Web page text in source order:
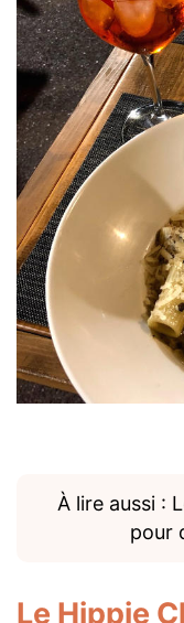
À lire aussi :
pour
Le Hippie